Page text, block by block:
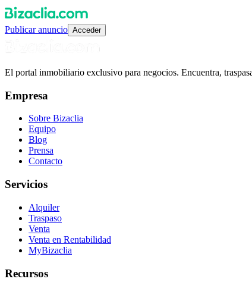
Publicar anuncio Acceder
El portal inmobiliario exclusivo para negocios. Encuentra,
Empresa
Sobre Bizaclia
Equipo
Blog
Prensa
Contacto
Servicios
Alquiler
Traspaso
Venta
Venta en Rentabilidad
MyBizaclia
Recursos